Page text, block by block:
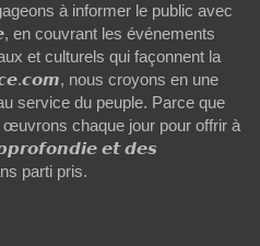
à informer le public avec
couvrant les événements
et culturels qui façonnent la
nous croyons en une
service du peuple. Parce que
œuvrons chaque jour pour offrir à
𝙚𝙩 𝙙𝙚𝙨
parti pris.